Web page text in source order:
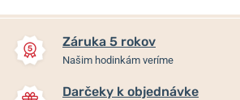
Záruka 5 rokov
Našim hodinkám veríme
Darčeky k objednávke